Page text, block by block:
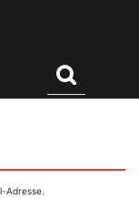
Warenkorb
Adresse.